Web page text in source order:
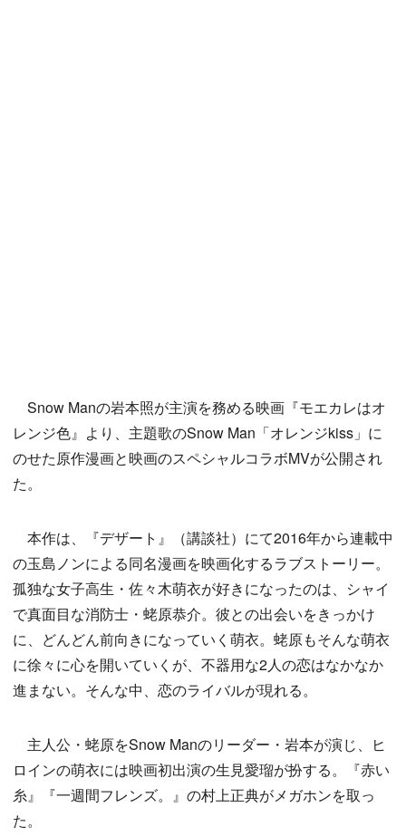
Snow Manの岩本照が主演を務める映画『モエカレはオ
レンジ色』より、主題歌のSnow Man「オレンジkiss」に
のせた原作漫画と映画のスペシャルコラボMVが公開され
た。
本作は、『デザート』（講談社）にて2016年から連載中
の玉島ノンによる同名漫画を映画化するラブストーリー。
孤独な女子高生・佐々木萌衣が好きになったのは、シャイ
で真面目な消防士・蛯原恭介。彼との出会いをきっかけ
に、どんどん前向きになっていく萌衣。蛯原もそんな萌衣
に徐々に心を開いていくが、不器用な2人の恋はなかなか
進まない。そんな中、恋のライバルが現れる。
主人公・蛯原をSnow Manのリーダー・岩本が演じ、ヒ
ロインの萌衣には映画初出演の生見愛瑠が扮する。『赤い
糸』『一週間フレンズ。』の村上正典がメガホンを取っ
た。